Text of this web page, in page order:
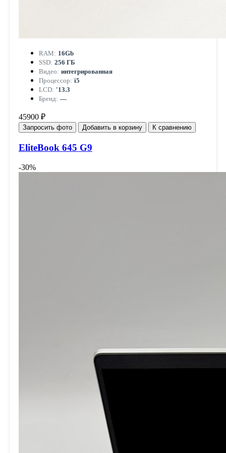
RAM: 16Gb
SSD: 256 ГБ
Видео: интегрированная
Процессор: i5
LCD: '13.3
Бренд: —
45900 ₽
Запросить фото Добавить в корзину К сравнению
EliteBook 645 G9
-30%